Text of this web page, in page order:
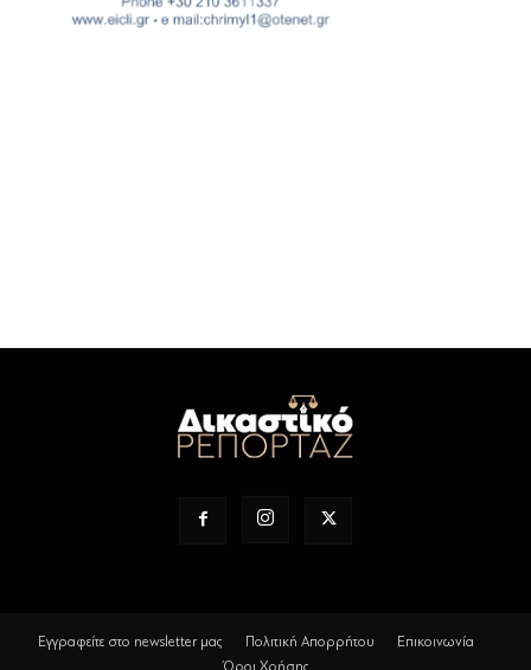
Εγγραφείτε στο newsletter μας Πολιτική Απορρήτου
Επικοινωνία
Όροι Χρήσης